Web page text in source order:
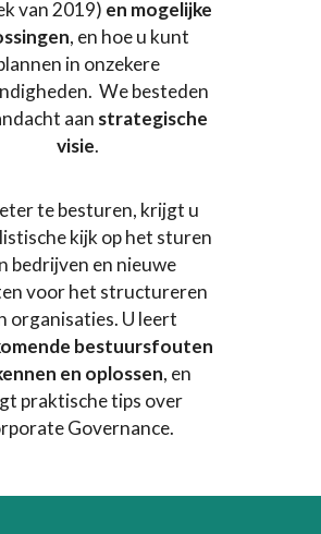
van 2019) en mogelijke
, en hoe u kunt
in onzekere
We besteden
aan strategische
visie.
te besturen, krijgt u
kijk op het sturen
bedrijven en nieuwe
voor het structureren
organisaties. U leert
bestuursfouten
en oplossen, en
praktische tips over
Governance.